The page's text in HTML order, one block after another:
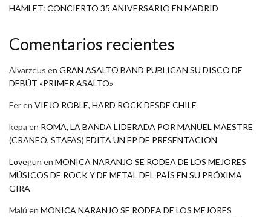
HAMLET: CONCIERTO 35 ANIVERSARIO EN MADRID
Comentarios recientes
Alvarzeus en GRAN ASALTO BAND PUBLICAN SU DISCO DE
DEBÚT «PRIMER ASALTO»
Feren VIEJO ROBLE, HARD ROCK DESDE CHILE
kepa en ROMA, LA BANDA LIDERADA POR MANUEL MAESTRE
(CRANEO, STAFAS) EDITA UN EP DE PRESENTACION
Lovegun en MONICA NARANJO SE RODEA DE LOS MEJORES
MÚSICOS DE ROCK Y DE METAL DEL PAÍS EN SU PRÓXIMA
GIRA
Malú en MONICA NARANJO SE RODEA DE LOS MEJORES